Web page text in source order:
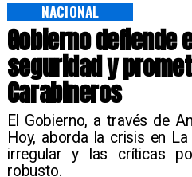
Gobierno defiende
seguridad y
Carabineros
El Gobierno, a través de
Hoy, aborda la crisis en
irregular y las críticas
robusto.
NACIONAL